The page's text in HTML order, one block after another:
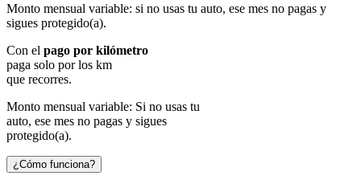
Monto mensual variable: si no usas tu auto, ese mes no pagas y
sigues protegido(a).
Con el pago por kilómetro
paga solo por los km
que recorres.
Monto mensual variable: Si no usas tu
auto, ese mes no pagas y sigues
protegido(a).
¿Cómo funciona?